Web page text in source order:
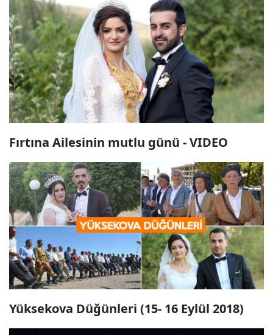
Fırtına Ailesinin mutlu günü - VIDEO
Yüksekova Düğünleri (15- 16 Eylül 2018)